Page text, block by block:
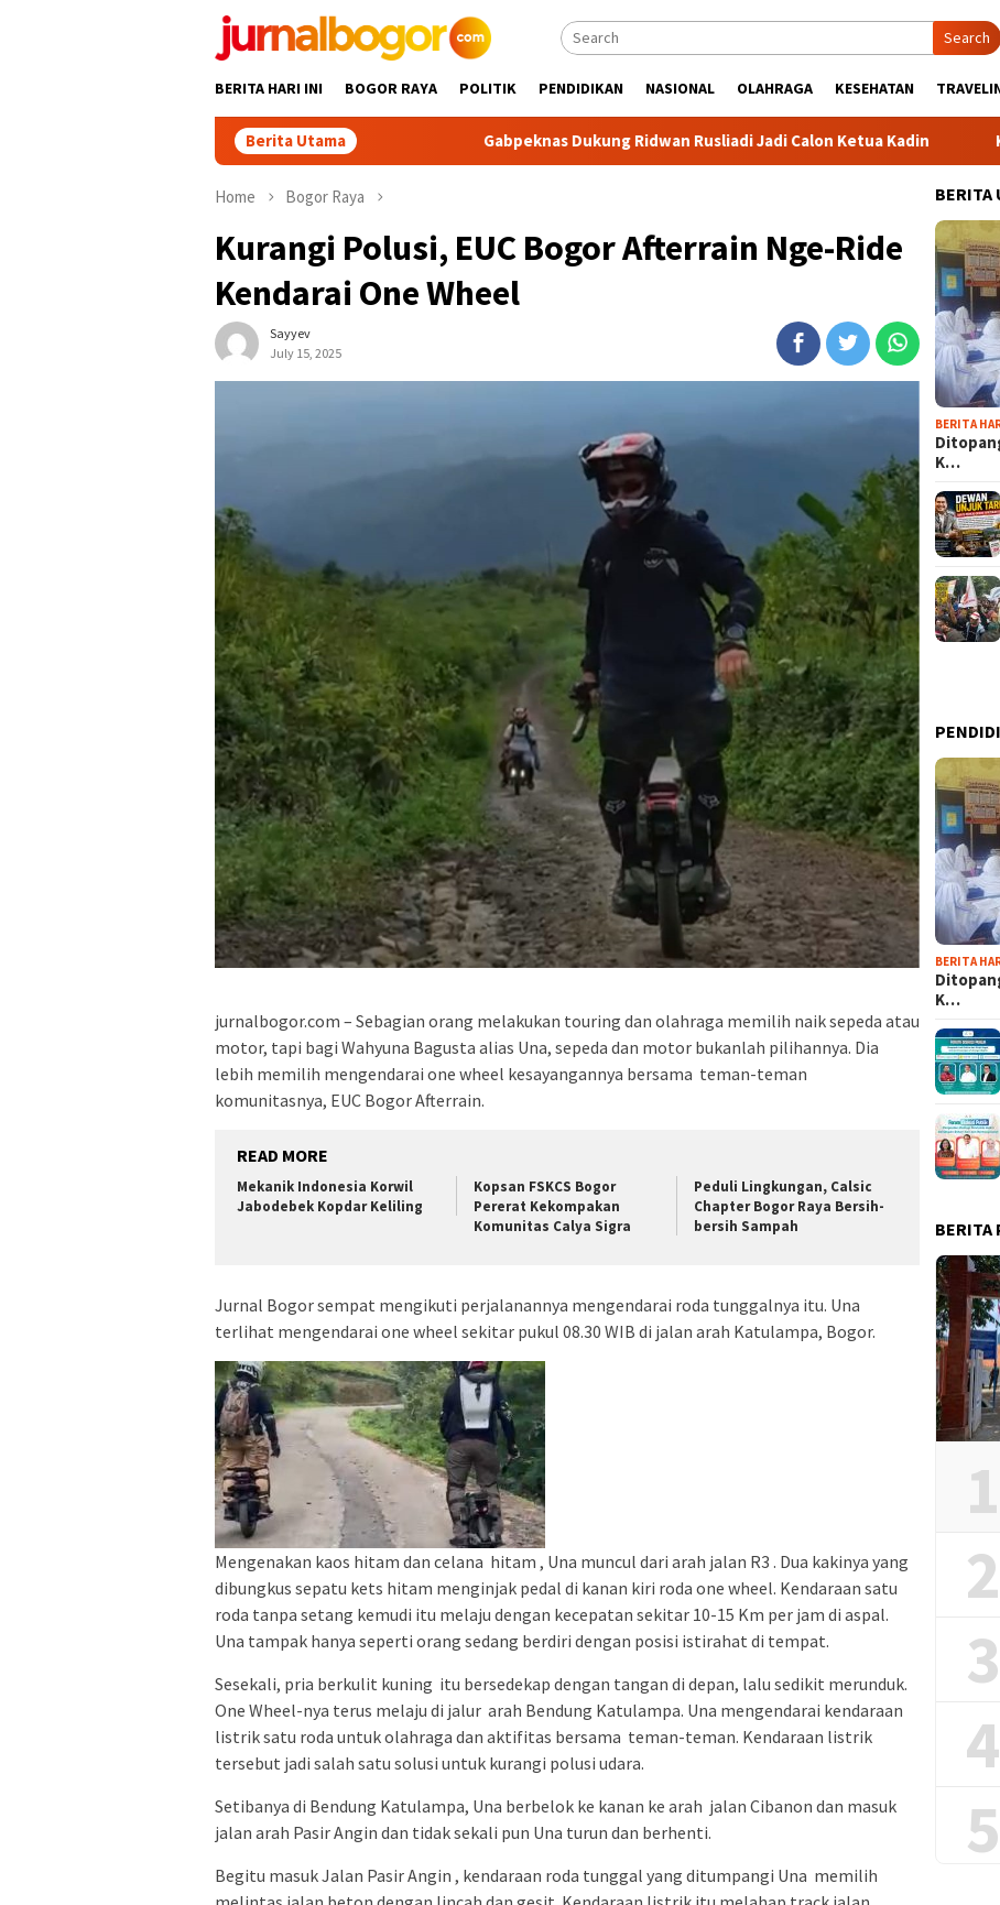
Search
BERITA HARI INI BOGOR RAYA POLITIK PENDIDIKAN NASIONAL OLAHRAGA KESEHATAN
Berita Utama Gabpeknas Dukung Ridwan Rusliadi Jadi Calon Ketua Kadin Komunitas
Home Bogor Raya
Kurangi Polusi, EUC Bogor Afterrain Nge-Ride
Kendarai One Wheel
Sayyev
July 15, 2025
jurnalbogor.com – Sebagian orang melakukan touring dan olahraga memilih naik sepeda atau
motor, tapi bagi Wahyuna Bagusta alias Una, sepeda dan motor bukanlah pilihannya. Dia
lebih memilih mengendarai one wheel kesayangannya bersama teman-teman
komunitasnya, EUC Bogor Afterrain.
READ MORE
Mekanik Indonesia Korwil
Jabodebek Kopdar Keliling
Kopsan FSKCS Bogor
Pererat Kekompakan
Komunitas Calya Sigra
Peduli Lingkungan, Calsic
Chapter Bogor Raya Bersih-
bersih Sampah
Jurnal Bogor sempat mengikuti perjalanannya mengendarai roda tunggalnya itu. Una
terlihat mengendarai one wheel sekitar pukul 08.30 WIB di jalan arah Katulampa, Bogor.
Mengenakan kaos hitam dan celana hitam , Una muncul dari arah jalan R3 . Dua kakinya yang
dibungkus sepatu kets hitam menginjak pedal di kanan kiri roda one wheel. Kendaraan satu
roda tanpa setang kemudi itu melaju dengan kecepatan sekitar 10-15 Km per jam di aspal.
Una tampak hanya seperti orang sedang berdiri dengan posisi istirahat di tempat.
Sesekali, pria berkulit kuning itu bersedekap dengan tangan di depan, lalu sedikit merunduk.
One Wheel-nya terus melaju di jalur arah Bendung Katulampa. Una mengendarai kendaraan
listrik satu roda untuk olahraga dan aktifitas bersama teman-teman. Kendaraan listrik
tersebut jadi salah satu solusi untuk kurangi polusi udara.
Setibanya di Bendung Katulampa, Una berbelok ke kanan ke arah jalan Cibanon dan masuk
jalan arah Pasir Angin dan tidak sekali pun Una turun dan berhenti.
Begitu masuk Jalan Pasir Angin , kendaraan roda tunggal yang ditumpangi Una memilih
BERITA
BERITA
K…
BERITA
K…
BERITA
1
2
3
4
5